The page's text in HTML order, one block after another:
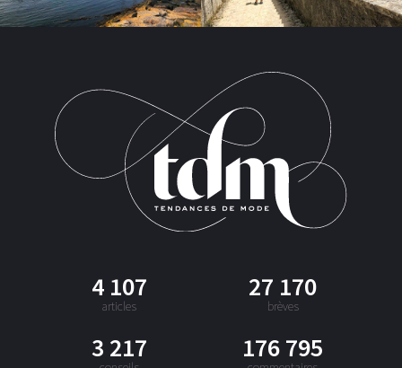
4 107
articles
27 170
brèves
3 217 176 795